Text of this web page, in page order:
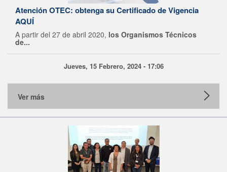
Atención OTEC: obtenga su Certificado de Vigencia
AQUÍ
A partir del 27 de abril 2020, los Organismos Técnicos
de...
Jueves, 15 Febrero, 2024 - 17:06
Ver más